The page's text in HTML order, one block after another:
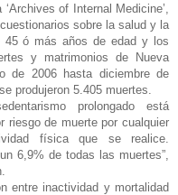
of Internal Medicine’,
sobre la salud y la
45 ó más años de edad y los
y matrimonios de Nueva
de 2006 hasta diciembre de
produjeron 5.405 muertes.
prolongado está
riesgo de muerte por cualquier
física que se realice.
6,9% de todas las muertes”,
entre inactividad y mortalidad